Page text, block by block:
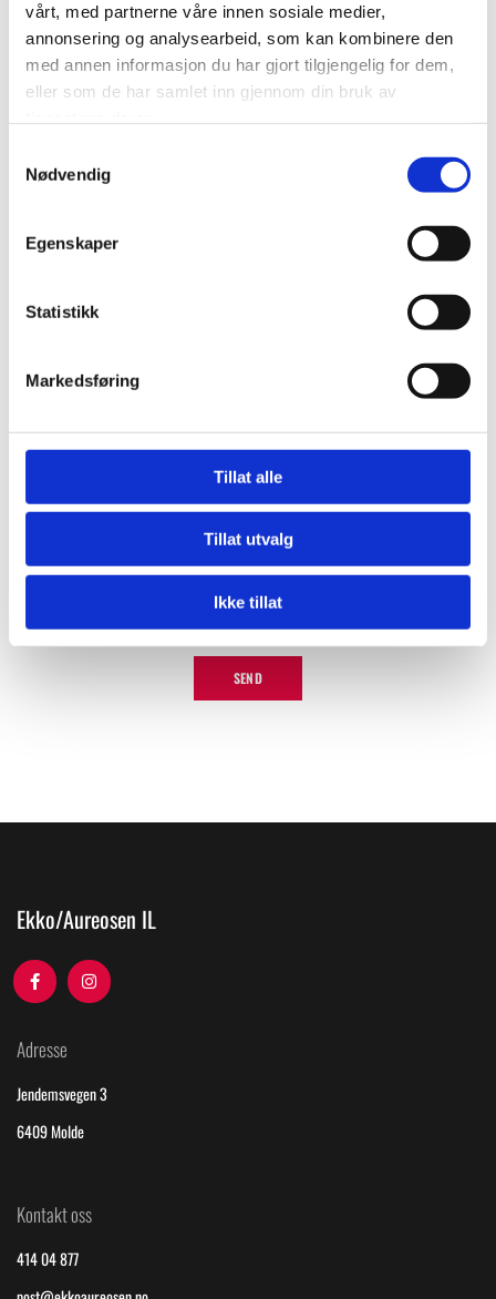
vårt, med partnerne våre innen sosiale medier,
annonsering og analysearbeid, som kan kombinere den
med annen informasjon du har gjort tilgjengelig for dem,
eller som de har samlet inn gjennom din bruk av
Nødvendig
Egenskaper
Statistikk
Markedsføring
Tillat alle
Tillat utvalg
Ikke tillat
0 Feed
Navn
Kommentar
Ekko/Aureosen IL
Adresse
Jendemsvegen 3
6409 Molde
Kontakt oss
414 04 877